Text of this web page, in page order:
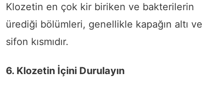
Klozetin en çok kir biriken ve bakterilerin
ürediği bölümleri, genellikle kapağın altı ve
sifon kısmıdır.
6. Klozetin İçini Durulayın